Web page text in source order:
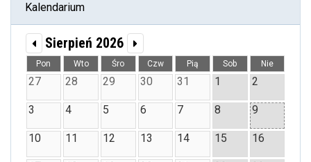
Kalendarium
Sierpień 2026
Pon Wto Śro Czw Pią Sob Nie
27 28 29 30 31 1 2
3 4 5 6 7 8 9
10 11 12 13 14 15 16